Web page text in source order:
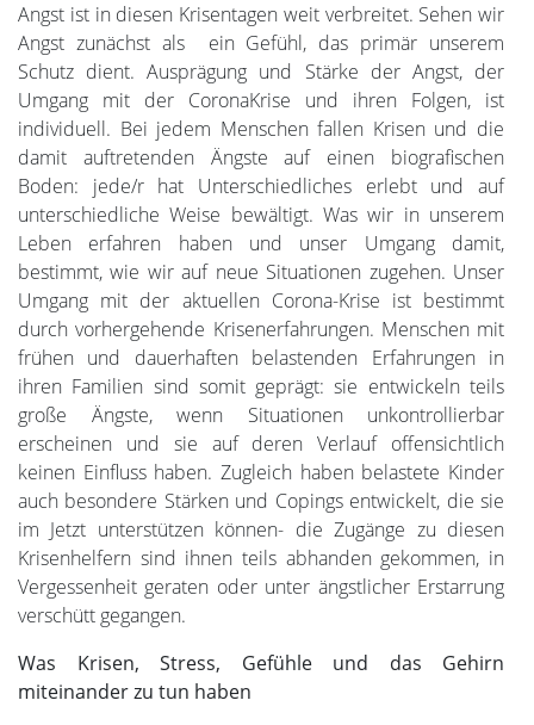
Angst ist in diesen Krisentagen weit verbreitet. Sehen wir
Angst zunächst als ein Gefühl, das primär unserem
Schutz dient. Ausprägung und Stärke der Angst, der
Umgang mit der CoronaKrise und ihren Folgen, ist
individuell. Bei jedem Menschen fallen Krisen und die
damit auftretenden Ängste auf einen biografischen
Boden: jede/r hat Unterschiedliches erlebt und auf
unterschiedliche Weise bewältigt. Was wir in unserem
Leben erfahren haben und unser Umgang damit,
bestimmt, wie wir auf neue Situationen zugehen. Unser
Umgang mit der aktuellen Corona-Krise ist bestimmt
durch vorhergehende Krisenerfahrungen. Menschen mit
frühen und dauerhaften belastenden Erfahrungen in
ihren Familien sind somit geprägt: sie entwickeln teils
große Ängste, wenn Situationen unkontrollierbar
erscheinen und sie auf deren Verlauf offensichtlich
keinen Einfluss haben. Zugleich haben belastete Kinder
auch besondere Stärken und Copings entwickelt, die sie
im Jetzt unterstützen können- die Zugänge zu diesen
Krisenhelfern sind ihnen teils abhanden gekommen, in
Vergessenheit geraten oder unter ängstlicher Erstarrung
verschütt gegangen.
Was Krisen, Stress, Gefühle und das Gehirn
miteinander zu tun haben